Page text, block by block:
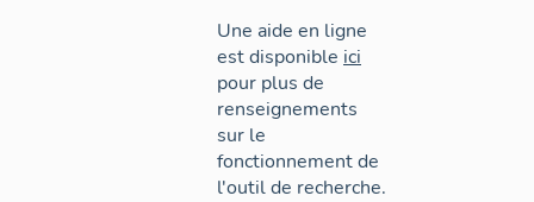
Une aide en ligne
est disponible ici
pour plus de
renseignements
sur le
fonctionnement de
l'outil de recherche.